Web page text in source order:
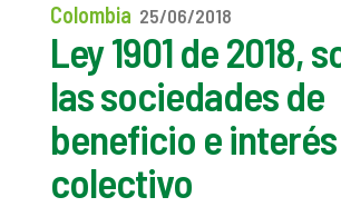
Colombia 25/06/2018
Ley 1901 de 2018,
las sociedades de
beneficio e interés
colectivo